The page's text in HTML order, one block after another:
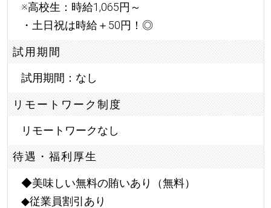
※高校生：時給1,065円～
・土日祝は時給＋50円！◎
試用期間
試用期間：なし
リモートワーク制度
リモートワークなし
待遇・福利厚生
◆美味しい無料の賄いあり（無料）
◆従業員割引あり